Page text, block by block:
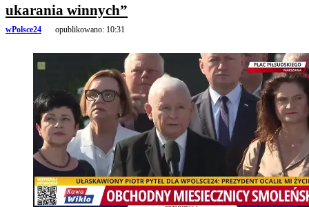
ukarania winnych”
wPolsce24 opublikowano: 10:31